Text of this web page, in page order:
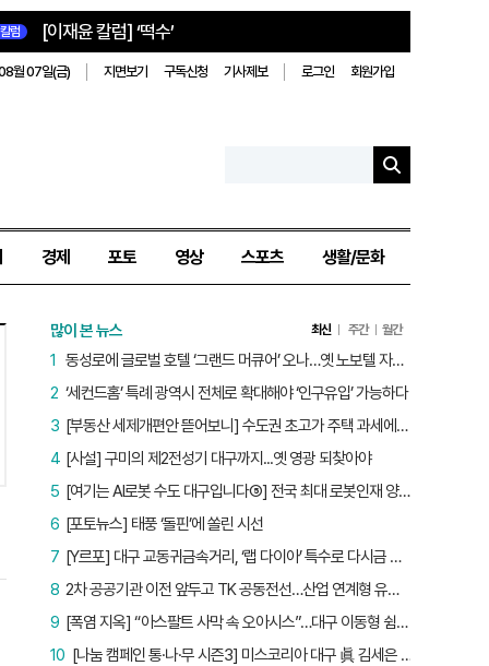
칼럼 [이재윤 칼럼] ‘떡수’
월 07일(금) 지면보기 구독신청 기사제보 로그인 회원가입
경제 포토 영상 스포츠 생활/문화
많이 본 뉴스 최신 주간 월간
동성로에 글로벌 호텔 ‘그랜드 머큐어’ 오나…옛 노보텔 자리 사무실 개설
1
‘세컨드홈’ 특례 광역시 전체로 확대해야 ‘인구유입’ 가능하다
2
[부동산 세제개편안 뜯어보니] 수도권 초고가 주택 과세에만 초점…침체된 지방 부동산 대책은 없다
3
[사설] 구미의 제2전성기 대구까지...옛 영광 되찾아야
4
[여기는 AI로봇 수도 대구입니다⑤] 전국 최대 로봇인재 양성소…“대구산업 맞춤형 교육과정 만들자”
5
[포토뉴스] 태풍 ‘돌핀’에 쏠린 시선
6
[Y르포] 대구 교동귀금속거리, ‘랩 다이아’ 특수로 다시금 활기…“반짝 인기 의존 않는 지속 가능 성장 동력 마련해야”
7
2차 공공기관 이전 앞두고 TK 공동전선…산업 연계형 유치 승부수
8
[폭염 지옥] “아스팔트 사막 속 오아시스”…대구 이동형 쉼터 버스 ‘북적’, 지하철역도 ‘바글’
9
[나눔 캠페인 통·나·무 시즌3] 미스코리아 대구 眞 김세은 “내가 받은 응원, 다음 사람에게”
10